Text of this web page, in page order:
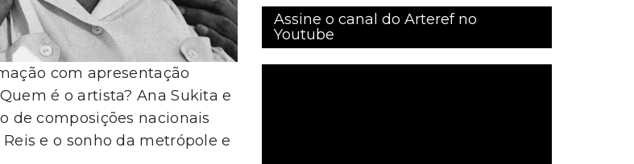
com apresentação
é o artista? Ana Sukita e
de composições nacionais
e o sonho da metrópole e
Assine o canal do Arteref no
Youtube